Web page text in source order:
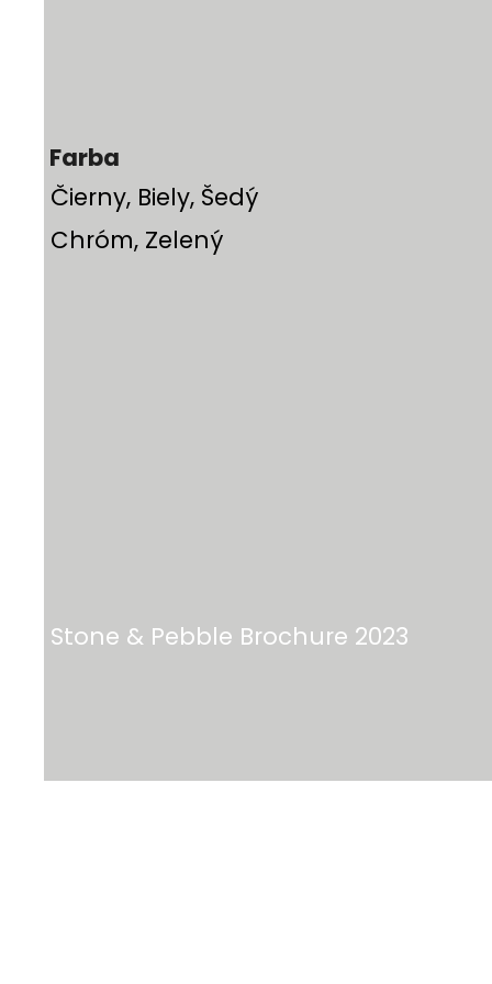
Farba
Čierny, Biely, Šedý
Chróm, Zelený
Stone & Pebble Brochure 2023